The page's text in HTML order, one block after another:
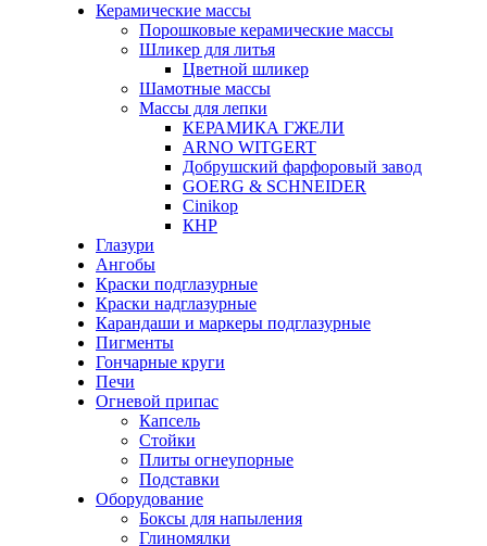
Керамические массы
Порошковые керамические массы
Шликер для литья
Цветной шликер
Шамотные массы
Массы для лепки
КЕРАМИКА ГЖЕЛИ
ARNO WITGERT
Добрушский фарфоровый завод
GOERG & SCHNEIDER
Cinikop
КНР
Глазури
Ангобы
Краски подглазурные
Краски надглазурные
Карандаши и маркеры подглазурные
Пигменты
Гончарные круги
Печи
Огневой припас
Капсель
Стойки
Плиты огнеупорные
Подставки
Оборудование
Боксы для напыления
Глиномялки